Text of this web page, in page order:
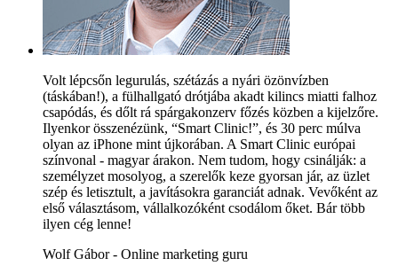
Volt lépcsőn legurulás, szétázás a nyári özönvízben
(táskában!), a fülhallgató drótjába akadt kilincs miatti falhoz
csapódás, és dőlt rá spárgakonzerv főzés közben a kijelzőre.
Ilyenkor összenézünk, “Smart Clinic!”, és 30 perc múlva
olyan az iPhone mint újkorában. A Smart Clinic európai
színvonal - magyar árakon. Nem tudom, hogy csinálják: a
személyzet mosolyog, a szerelők keze gyorsan jár, az üzlet
szép és letisztult, a javításokra garanciát adnak. Vevőként az
első választásom, vállalkozóként csodálom őket. Bár több
ilyen cég lenne!
Wolf Gábor - Online marketing guru